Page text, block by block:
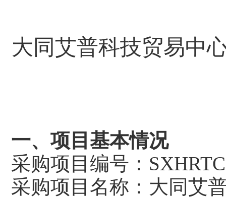
大同艾普科技贸易中
一、项目基本情况
采购项目编号：
采购项目名称：大同艾